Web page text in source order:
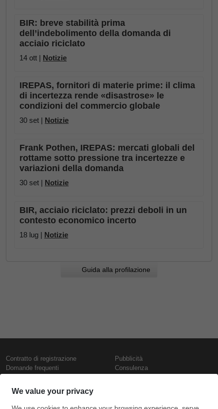
BIR: breve stabilità prima
dell’indebolimento della domanda di
acciaio riciclato
14 ott | Notizie
IREPAS, fornitori di materie prime: il clima
di incertezza rende «disastrose» le
condizioni del commercio globale
30 set | Notizie
Frank Pothen, IREPAS: mercati globali del
rottame sotto pressione tra incertezze e
variazioni della domanda
30 set | Notizie
BIR, acciaio riciclato: prezzi deboli in un
contesto economico incerto
18 lug | Notizie
Guida alla profilazione
Contratto di registrazione
Domande frequenti
Presentazione
Contattaci
Termini di utilizzo
Pubblicità
Consulenza